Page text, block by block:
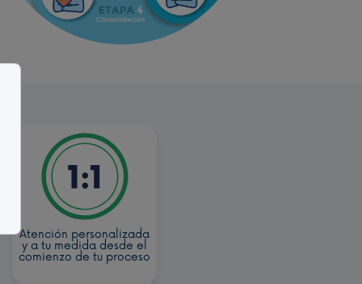
Atención personalizada
y a tu medida desde el
comienzo de tu proceso